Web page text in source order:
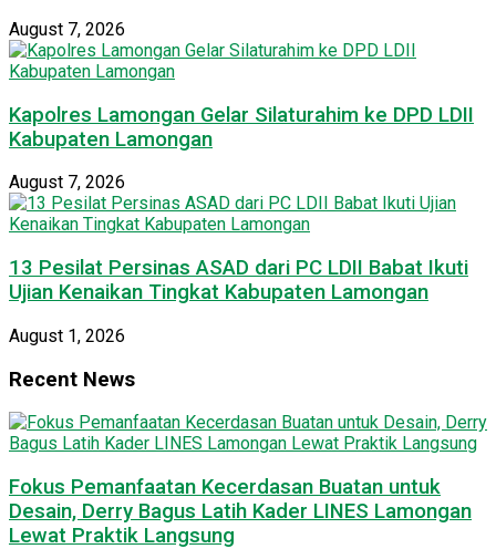
August 7, 2026
Kapolres Lamongan Gelar Silaturahim ke DPD LDII
Kabupaten Lamongan
August 7, 2026
13 Pesilat Persinas ASAD dari PC LDII Babat Ikuti
Ujian Kenaikan Tingkat Kabupaten Lamongan
August 1, 2026
Recent News
Fokus Pemanfaatan Kecerdasan Buatan untuk
Desain, Derry Bagus Latih Kader LINES Lamongan
Lewat Praktik Langsung